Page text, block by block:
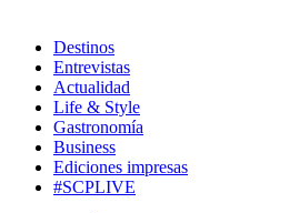
Destinos
Entrevistas
Actualidad
Life & Style
Gastronomía
Business
Ediciones impresas
#SCPLIVE